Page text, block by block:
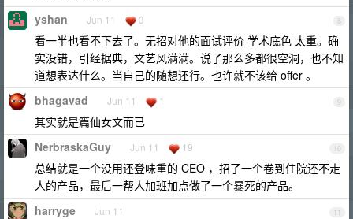
8
yshan Jun 11 3
看一半也看不下去了。无招对他的面试评价 学术底色 太重。确
实没错，引经据典，文艺风满满。说了那么多都很空洞，也不知
道想表达什么。当自己的随想还行。也许就不该给 offer 。
9
bhagavad Jun 11 1
其实就是篇仙女文而已
10
NerbraskaGuy Jun 11 19
总结就是一个没用还登味重的 CEO ，招了一个卷到住院还不走
人的产品，最后一帮人加班加点做了一个暴死的产品。
11
harryge Jun 11